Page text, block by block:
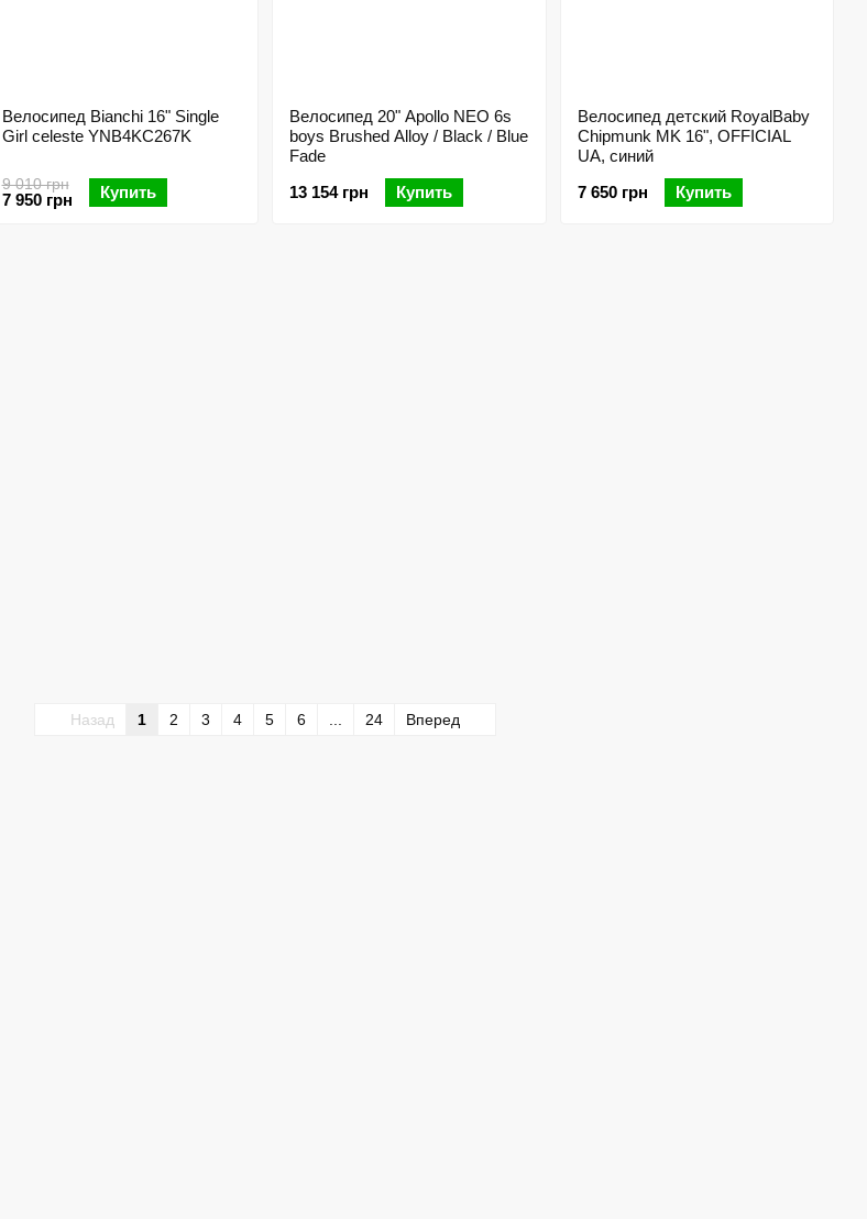
Велосипед Bianchi 16" Single
Girl celeste YNB4KC267K
9 010 грн
7 950 грн Купить
Велосипед 20" Apollo NEO 6s
boys Brushed Alloy / Black / Blue
Fade
13 154 грн
Купить
Велосипед детский RoyalBaby
Chipmunk MK 16", OFFICIAL
UA, синий
7 650 грн
Купить
Назад 1 2 3 4 5 6 24 Вперед